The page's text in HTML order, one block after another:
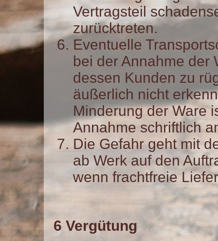
Vertragsteil
zurücktreten.
Eventuelle
bei der Annahme der
dessen Kunden zu
äußerlich nicht
Minderung der Ware
Annahme schriftlich
Die Gefahr geht mit
ab Werk auf den
wenn frachtfreie
6 Vergütung